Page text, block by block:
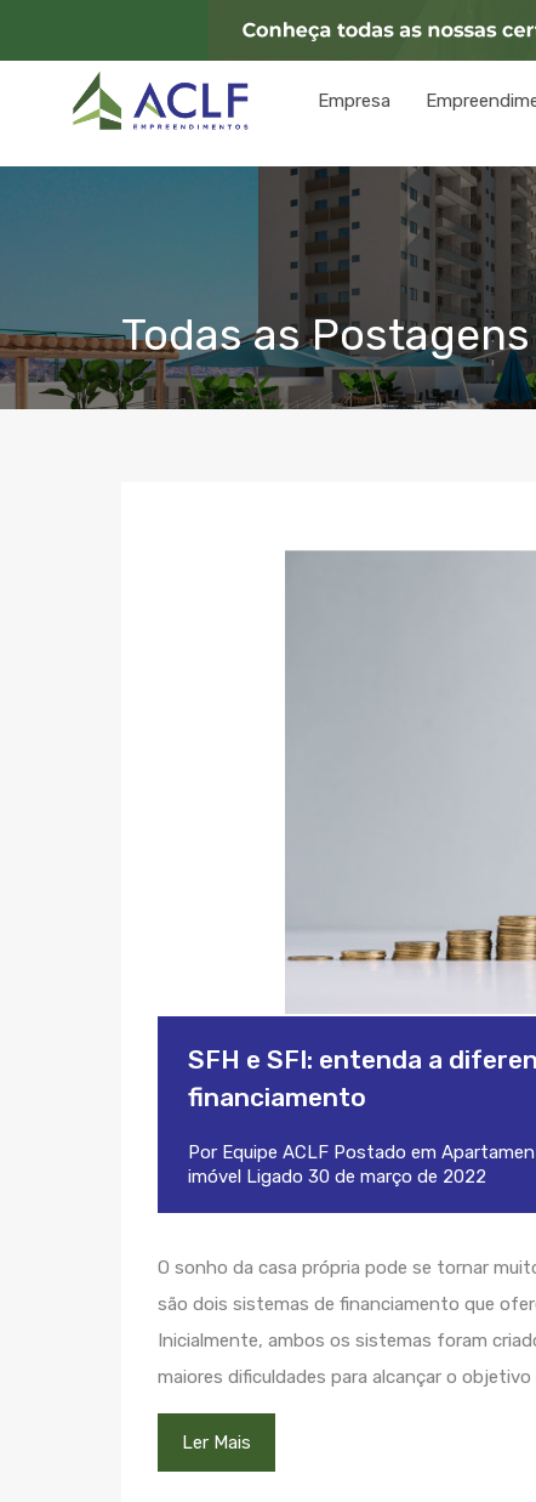
Empresa
Todas as
SFH e SFI: entenda a
financiamento
Por Equipe ACLF Postado em
imóvel Ligado 30 de março de 2022
O sonho da casa própria pode se tornar
são dois sistemas de financiamento que
Inicialmente, ambos os sistemas foram
maiores dificuldades para alcançar o objetivo
Ler Mais